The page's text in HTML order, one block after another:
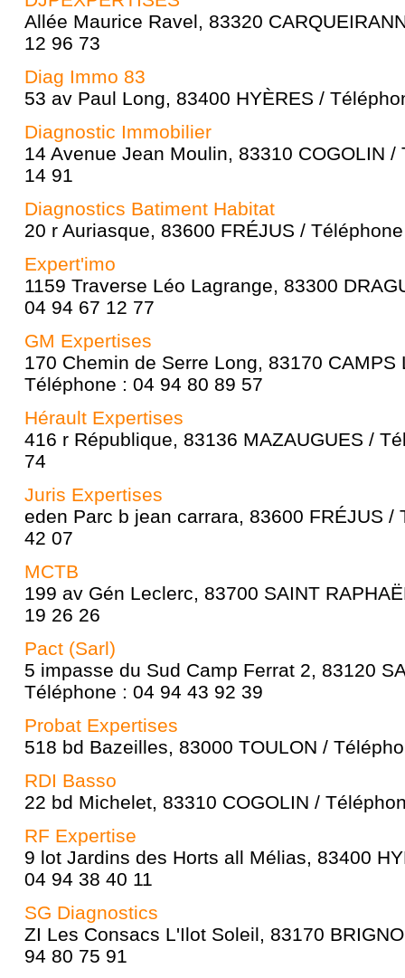
Allée Maurice Ravel, 83320
12 96 73
Diag Immo 83
53 av Paul Long, 83400 HYÈRES /
Diagnostic Immobilier
14 Avenue Jean Moulin, 83310 COGOLIN
14 91
Diagnostics Batiment Habitat
20 r Auriasque, 83600 FRÉJUS /
Expert'imo
1159 Traverse Léo Lagrange, 83300
04 94 67 12 77
GM Expertises
170 Chemin de Serre Long, 83170 CAMPS
Téléphone : 04 94 80 89 57
Hérault Expertises
416 r République, 83136 MAZAUGUES /
74
Juris Expertises
eden Parc b jean carrara, 83600 FRÉJUS /
42 07
MCTB
199 av Gén Leclerc, 83700 SAINT
19 26 26
Pact (Sarl)
5 impasse du Sud Camp Ferrat 2, 83120
Téléphone : 04 94 43 92 39
Probat Expertises
518 bd Bazeilles, 83000 TOULON /
RDI Basso
22 bd Michelet, 83310 COGOLIN /
RF Expertise
9 lot Jardins des Horts all Mélias, 83400
04 94 38 40 11
SG Diagnostics
ZI Les Consacs L'Ilot Soleil, 83170
94 80 75 91